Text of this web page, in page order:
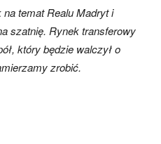
na temat Realu Madryt i
szatnię. Rynek transferowy
który będzie walczył o
zrobić.